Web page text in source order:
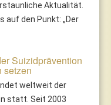
Aktualität.
auf den Punkt: „Der
Suizidprävention
setzen
weltweit der
statt. Seit 2003